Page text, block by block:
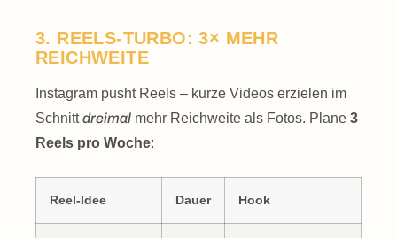
3. REELS-TURBO: 3× MEHR
REICHWEITE
Instagram pusht Reels – kurze Videos erzielen im
Schnittdreimal mehr Reichweite als Fotos. Plane 3
Reels pro Woche:
Reel-Idee Dauer Hook